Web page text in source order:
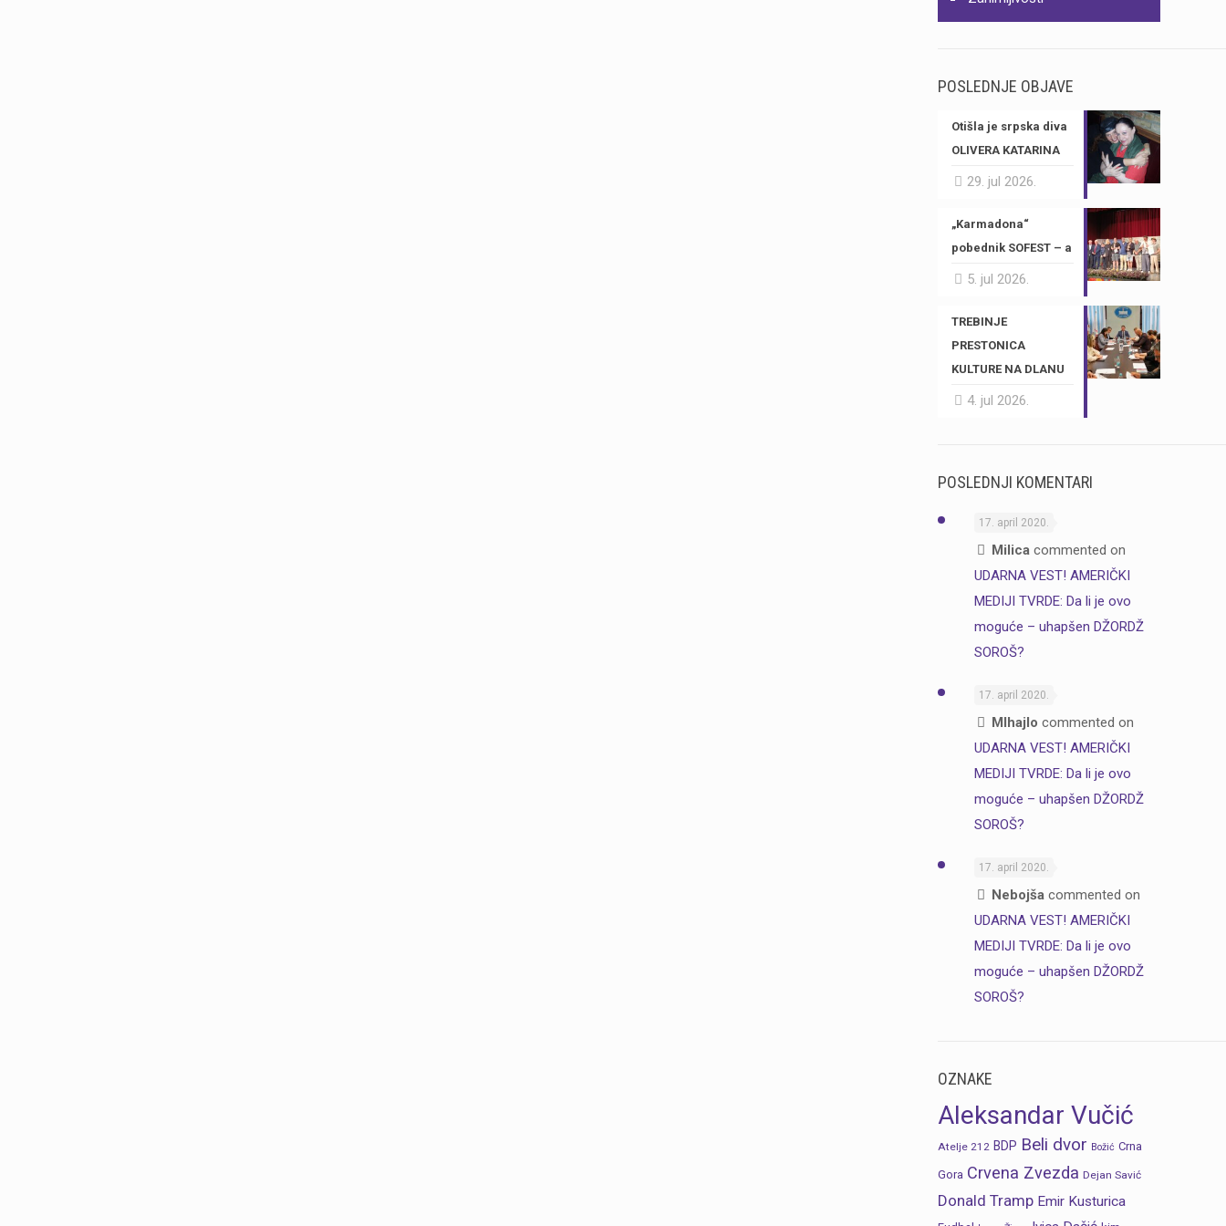
POSLEDNJE OBJAVE
Otišla je srpska diva
OLIVERA KATARINA
29. jul 2026.
„Karmadona“
pobednik SOFEST – a
5. jul 2026.
TREBINJE
PRESTONICA
KULTURE NA DLANU
4. jul 2026.
POSLEDNJI KOMENTARI
17. april 2020.
Milicacommented on
UDARNA VEST! AMERIČKI
MEDIJI TVRDE: Da li je ovo
moguće – uhapšen DŽORDŽ
SOROŠ?
17. april 2020.
MIhajlo commented on
UDARNA VEST! AMERIČKI
MEDIJI TVRDE: Da li je ovo
moguće – uhapšen DŽORDŽ
SOROŠ?
17. april 2020.
Nebojšacommented on
UDARNA VEST! AMERIČKI
MEDIJI TVRDE: Da li je ovo
moguće – uhapšen DŽORDŽ
SOROŠ?
OZNAKE
Aleksandar Vučić
Atelje 212 BDP Beli dvor Božić Crna
Gora Crvena Zvezda Dejan Savić
Donald Tramp Emir Kusturica